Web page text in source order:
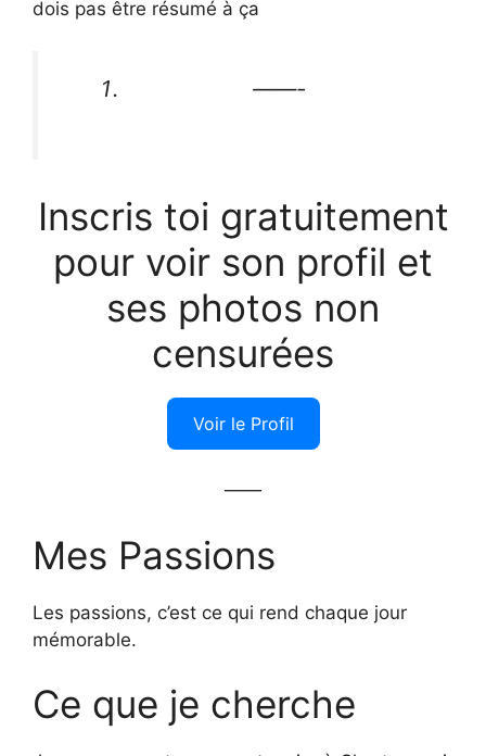
dois pas être résumé à ça
——-
Inscris toi gratuitement
pour voir son profil et
ses photos non
censurées
Voir le Profil
——
Mes Passions
Les passions, c’est ce qui rend chaque jour
mémorable.
Ce que je cherche